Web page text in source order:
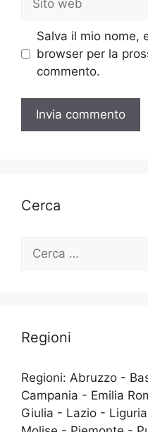
web
Salva il mio nome,
browser per la
commento.
Cerca
Ricerca
Regioni
Regioni: Abruzzo -
Campania - Emilia
Giulia - Lazio -